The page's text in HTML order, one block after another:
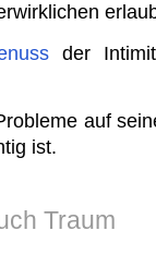
der
auf
ist.
Traum